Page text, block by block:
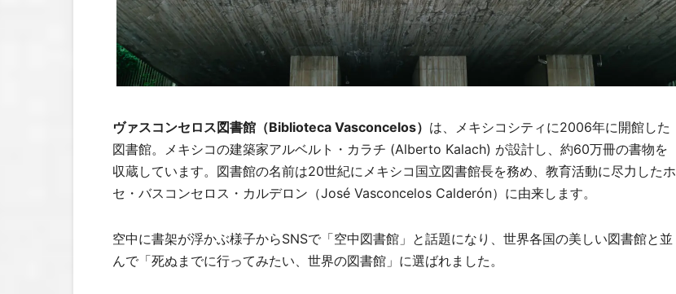
ヴァスコンセロス図書館（Biblioteca Vasconcelos） は、メキシコシティに2006年に開館した
図書館。メキシコの建築家アルベルト・カラチ (Alberto Kalach) が設計し、約60万冊の書物を
収蔵しています。図書館の名前は20世紀にメキシコ国立図書館長を務め、教育活動に尽力したホ
セ・バスコンセロス・カルデロン（José Vasconcelos Calderón）に由来します。
空中に書架が浮かぶ様子からSNSで「空中図書館」と話題になり、世界各国の美しい図書館と並
んで「死ぬまでに行ってみたい、世界の図書館」に選ばれました。